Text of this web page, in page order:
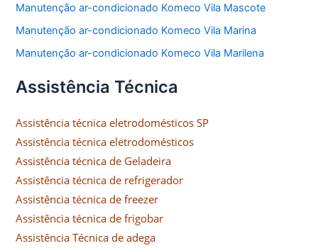
Manutenção ar-condicionado Komeco Vila Mascote
Manutenção ar-condicionado Komeco Vila Marina
Manutenção ar-condicionado Komeco Vila Marilena
Assistência Técnica
Assistência técnica eletrodomésticos SP
Assistência técnica eletrodomésticos
Assistência técnica de Geladeira
Assistência técnica de refrigerador
Assistência técnica de freezer
Assistência técnica de frigobar
Assistência Técnica de adega